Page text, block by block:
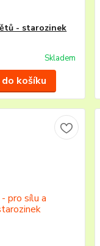
- starozinek
Skladem
košíku